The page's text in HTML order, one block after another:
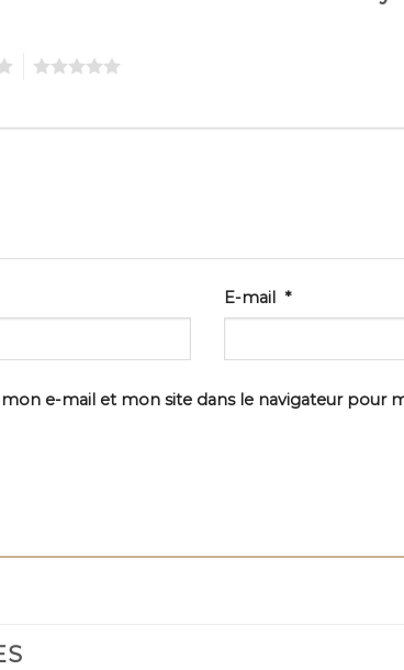
E-mail *
e-mail et mon site dans le navigateur pour